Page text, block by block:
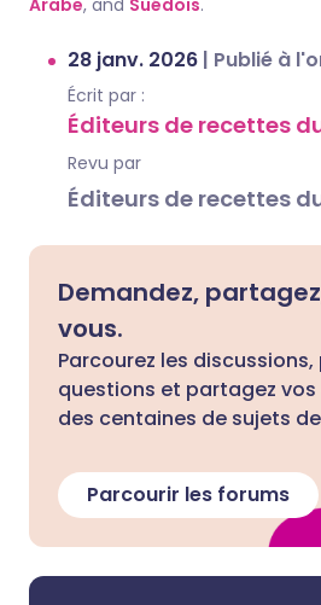
Arabe, and Suédois.
28 janv. 2026 | Publié à
Écrit par :
Éditeurs de recettes
Revu par
Éditeurs de recettes
Demandez,
vous.
Parcourez les discussions,
questions et partagez vos
des centaines de sujets
Parcourir les forums